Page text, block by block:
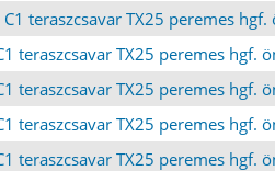
teraszcsavar TX25 peremes
teraszcsavar TX25 peremes hgf.
teraszcsavar TX25 peremes hgf.
teraszcsavar TX25 peremes hgf.
teraszcsavar TX25 peremes hgf.